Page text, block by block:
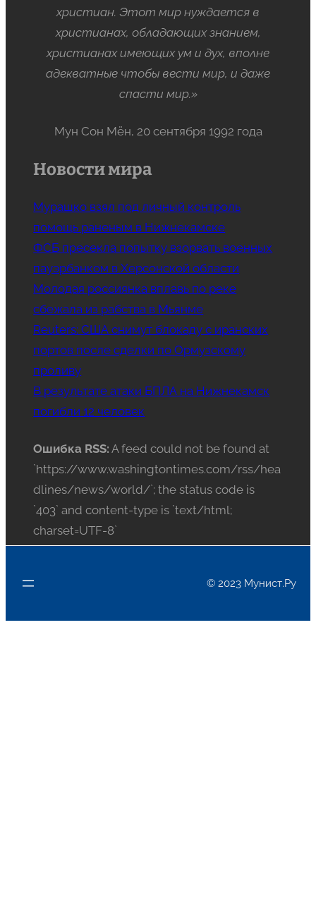
христиан. Этот мир нуждается в
христианах, обладающих знанием,
христианах имеющих ум и дух, вполне
адекватные чтобы вести мир, и даже
спасти мир.»
Мун Сон Мён, 20 сентября 1992 года
Новости мира
Мурашко взял под личный контроль
помощь раненым в Нижнекамске
ФСБ пресекла попытку взорвать военных
пауэрбанком в Херсонской области
Молодая россиянка вплавь по реке
сбежала из рабства в Мьянме
Reuters: США снимут блокаду с иранских
портов после сделки по Ормузскому
проливу
В результате атаки БПЛА на Нижнекамск
погибли 12 человек
Ошибка RSS: A feed could not be found at
`https://www.washingtontimes.com/rss/hea
dlines/news/world/`; the status code is
`403` and content-type is `text/html;
charset=UTF-8`
© 2023 Мунист.Ру